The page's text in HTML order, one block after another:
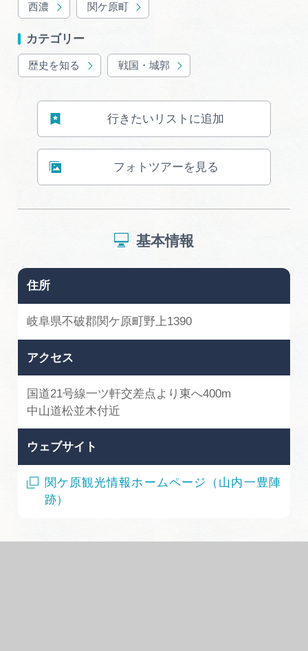
西濃 関ケ原町
カテゴリー
歴史を知る 戦国・城郭
行きたいリストに追加
フォトツアーを見る
基本情報
住所
岐阜県不破郡関ケ原町野上1390
アクセス
国道21号線一ツ軒交差点より東へ400m
中山道松並木付近
ウェブサイト
関ケ原観光情報ホームページ（山内一豊陣
跡）